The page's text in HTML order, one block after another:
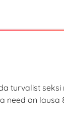
turvalist
need on